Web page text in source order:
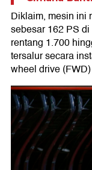
Diklaim, mesin ini
sebesar 162 PS
rentang 1.700
tersalur secara
wheel drive